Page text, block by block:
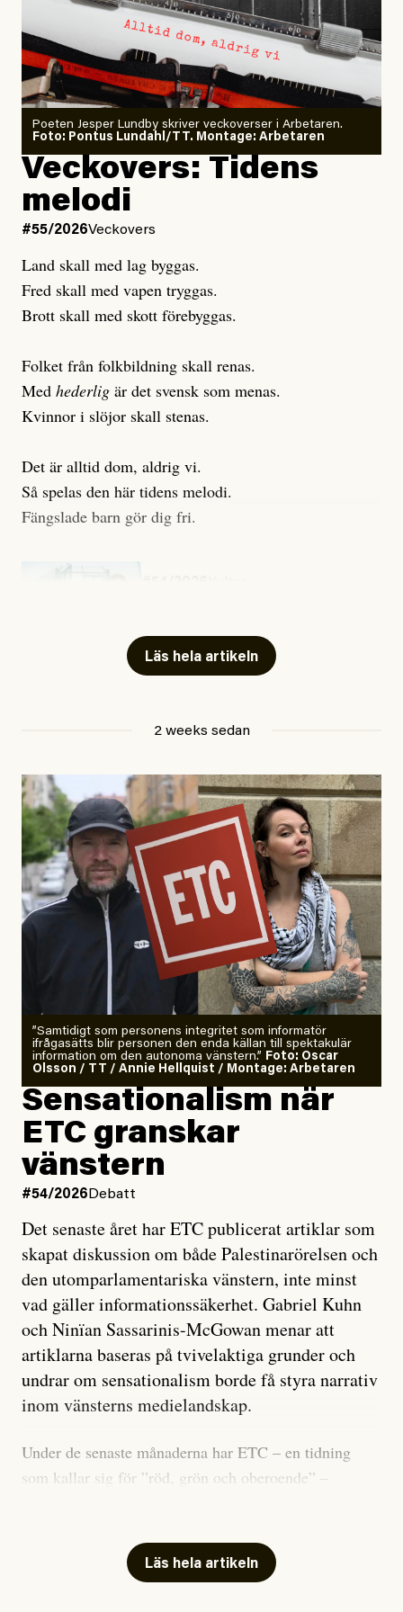
#54/2026Debatt
Sensationalism när ETC
granskar vänstern
Publicerad6 August, 2026
Uppdaterad7 August, 2026
Dödsolyckorna har slutat
minska
Joel Kellgren
Publicerad3 August, 2026
Uppdaterad3 August, 2026
Poeten Jesper Lundby skriver veckoverser i Arbetaren.
Foto: Pontus Lundahl/TT. Montage: Arbetaren
Veckovers: Tidens
melodi
#55/2026Veckovers
Land skall med lag byggas.
Fred skall med vapen tryggas.
Brott skall med skott förebyggas.
Folket från folkbildning skall renas.
Med hederlig är det svensk som menas.
Kvinnor i slöjor skall stenas.
Det är alltid dom, aldrig vi.
Så spelas den här tidens melodi.
Fängslade barn gör dig fri.
Läs hela artikeln
2 weeks sedan
”Samtidigt som personens integritet som informatör
ifrågasätts blir personen den enda källan till spektakulär
information om den autonoma vänstern.” Foto: Oscar
Olsson / TT / Annie Hellquist / Montage: Arbetaren
Sensationalism när
ETC granskar
vänstern
#54/2026 Debatt
Det senaste året har ETC publicerat artiklar som
skapat diskussion om både Palestinarörelsen och
den utomparlamentariska vänstern, inte minst
vad gäller informationssäkerhet. Gabriel Kuhn
och Ninïan Sassarinis-McGowan menar att
artiklarna baseras på tvivelaktiga grunder och
undrar om sensationalism borde få styra narrativ
inom vänsterns medielandskap.
Under de senaste månaderna har ETC – en tidning
som kallar sig för ”röd, grön och oberoende” –
skriver för? Vad betyder det att vara en ”röd, grön och
oberoende” tidning? Och vad är egentligen bra
Läs hela artikeln